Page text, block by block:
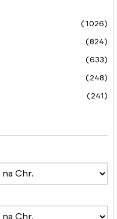
(1026)
(824)
(633)
(248)
(241)